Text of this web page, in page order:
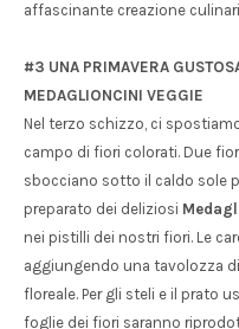
affascinante creazione
#3 UNA PRIMAVERA
MEDAGLIONCINI VEGGIE
Nel terzo schizzo, ci
campo di fiori colorati. Due
sbocciano sotto il caldo sole
preparato dei deliziosi
nei pistilli dei nostri fiori. Le
aggiungendo una tavolozza
floreale. Per gli steli e il prato
foglie dei fiori saranno